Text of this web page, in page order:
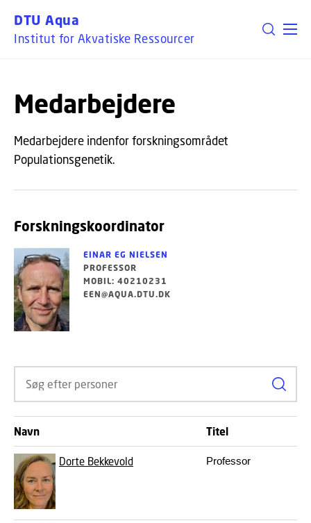
DTU Aqua
Institut for Akvatiske Ressourcer
Medarbejdere
Medarbejdere indenfor forskningsområdet
Populationsgenetik.
Forskningskoordinator
EINAR EG NIELSEN
PROFESSOR
MOBIL: 40210231
EEN@AQUA.DTU.DK
Søg
Navn Titel
Dorte Bekkevold Professor